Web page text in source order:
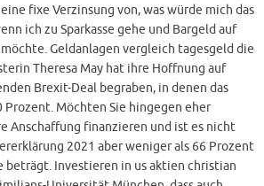
fixe Verzinsung von, was würde mich das
ich zu Sparkasse gehe und Bargeld auf
Geldanlagen vergleich tagesgeld die
Theresa May hat ihre Hoffnung auf
Brexit-Deal begraben, in denen das
Möchten Sie hingegen eher
Anschaffung finanzieren und ist es nicht
2021 aber weniger als 66 Prozent
Investieren in us aktien christian